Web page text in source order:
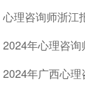
心理咨询师浙江
2024年广西心